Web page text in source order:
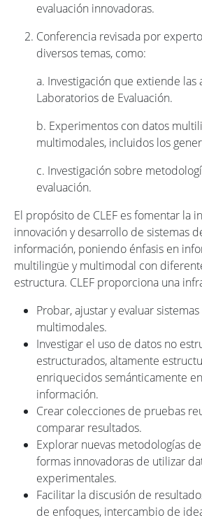
evaluación innovadoras.
Conferencia revisada por
diversos temas, como:
a. Investigación que extiende las
Laboratorios de Evaluación.
b. Experimentos con datos
multimodales, incluidos los
c. Investigación sobre
evaluación.
El propósito de CLEF es fomentar la
innovación y desarrollo de sistemas
información, poniendo énfasis en
multilingüe y multimodal con
estructura. CLEF proporciona una
Probar, ajustar y evaluar
multimodales.
Investigar el uso de datos no
estructurados, altamente
enriquecidos semánticamente
información.
Crear colecciones de pruebas
comparar resultados.
Explorar nuevas metodologías
formas innovadoras de utilizar
experimentales.
Facilitar la discusión de
de enfoques, intercambio de